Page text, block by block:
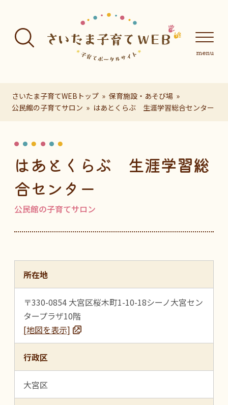
さいたま子育てWEBトップ
保育施設・あそび場
公民館の子育てサロン
はあとくらぶ 生涯学習総合センター
はあとくらぶ 生涯学習総
合センター
公民館の子育てサロン
所在地
〒330-0854 大宮区桜木町1-10-18シーノ大宮セン
タープラザ10階
[地図を表示]
行政区
大宮区